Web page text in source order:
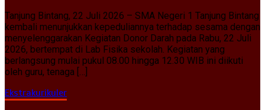
Tanjung Bintang, 22 Juli 2026 – SMA Negeri 1 Tanjung Bintang
kembali menunjukkan kepeduliannya terhadap sesama dengan
menyelenggarakan Kegiatan Donor Darah pada Rabu, 22 Juli
2026, bertempat di Lab Fisika sekolah. Kegiatan yang
berlangsung mulai pukul 08.00 hingga 12.30 WIB ini diikuti
oleh guru, tenaga […]
Ekstrakurikuler